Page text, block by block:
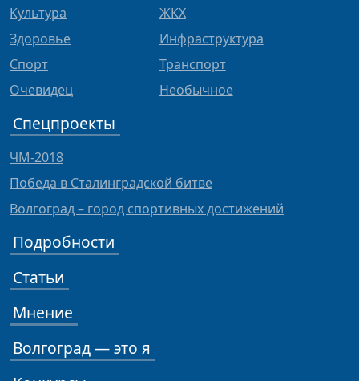
Культура
Здоровье
Спорт
Очевидец
ЖКХ
Инфраструктура
Транспорт
Необычное
Спецпроекты
ЧМ-2018
Победа в Сталинградской битве
Волгоград – город спортивных достижений
Подробности
Статьи
Мнение
Волгоград — это я